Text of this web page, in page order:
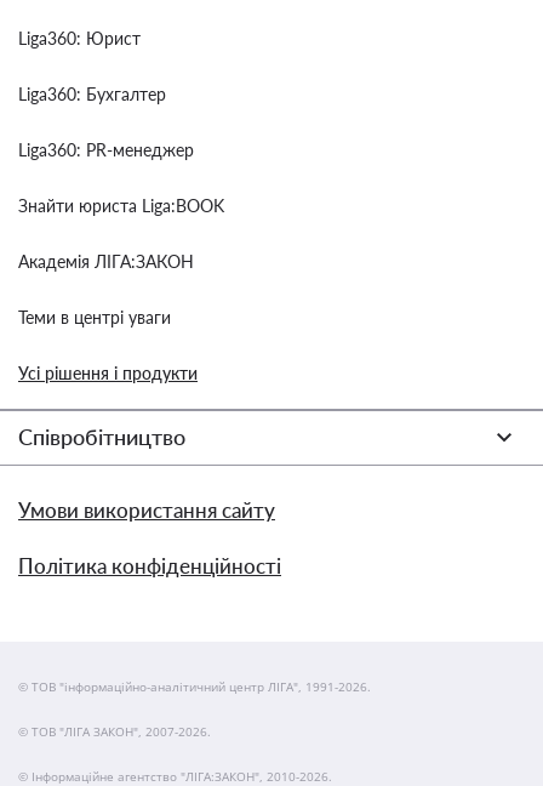
Liga360: Юрист
Liga360: Бухгалтер
Liga360: PR-менеджер
Знайти юриста Liga:BOOK
Академія ЛІГА:ЗАКОН
Теми в центрі уваги
Усі рішення і продукти
Співробітництво
Умови використання сайту
Політика конфіденційності
© ТОВ "інформаційно-аналітичний центр ЛІГА", 1991-2026.
© ТОВ "ЛІГА ЗАКОН", 2007-2026.
© Інформаційне агентство "ЛІГА:ЗАКОН", 2010-2026.